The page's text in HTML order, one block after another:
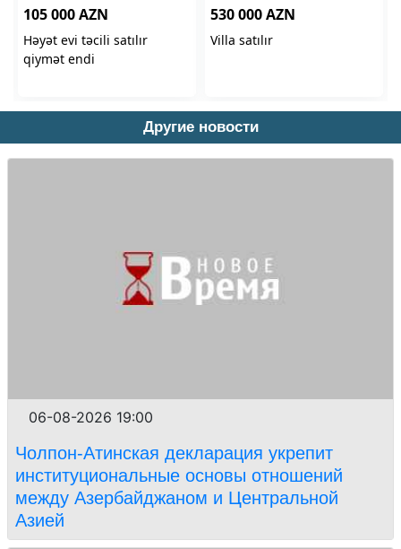
Другие новости
06-08-2026 19:00
Чолпон-Атинская декларация укрепит
институциональные основы отношений
между Азербайджаном и Центральной
Азией